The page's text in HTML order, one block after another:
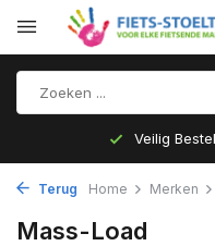
Veilig
Terug Home Merken
Mass-Load